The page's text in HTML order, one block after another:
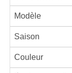
Modèle
Saison
Couleur